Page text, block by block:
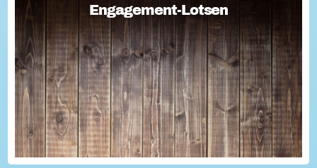
Engagement-Lotsen
Engagement-Lotsen
Engagement-Lotsen tragen zu einer lebendigen
Engagementkultur und damit zu einer höheren
Lebensqualität für sich und andere bei. Sie bringen ihre
Erfahrungen im bürgerschaftlichen Engagement ein und ü...